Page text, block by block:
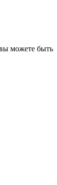
можете быть